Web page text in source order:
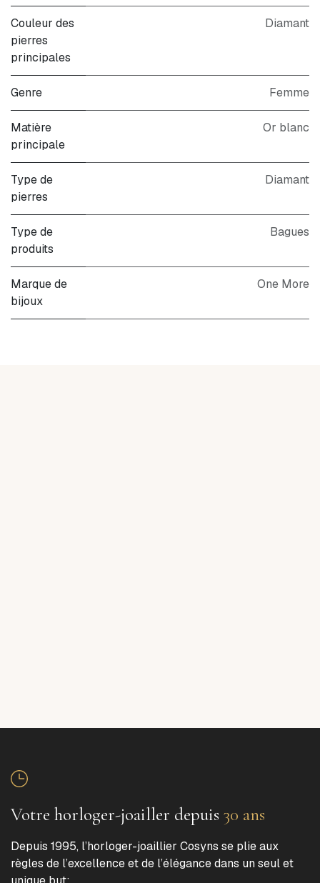
Couleur des
pierres
principales
Diamant
Genre Femme
Matière
principale
Or blanc
Type de
pierres
Diamant
Type de
produits
Bagues
Marque de
bijoux
One More
Votre horloger-joailler depuis 30 ans
Depuis 1995, l’horloger-joaillier Cosyns se plie aux
règles de l’excellence et de l’élégance dans un seul et